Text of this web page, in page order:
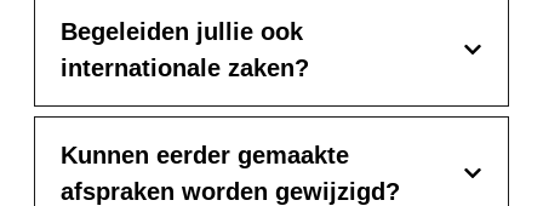
Begeleiden jullie ook
internationale zaken?
Kunnen eerder gemaakte
afspraken worden gewijzigd?